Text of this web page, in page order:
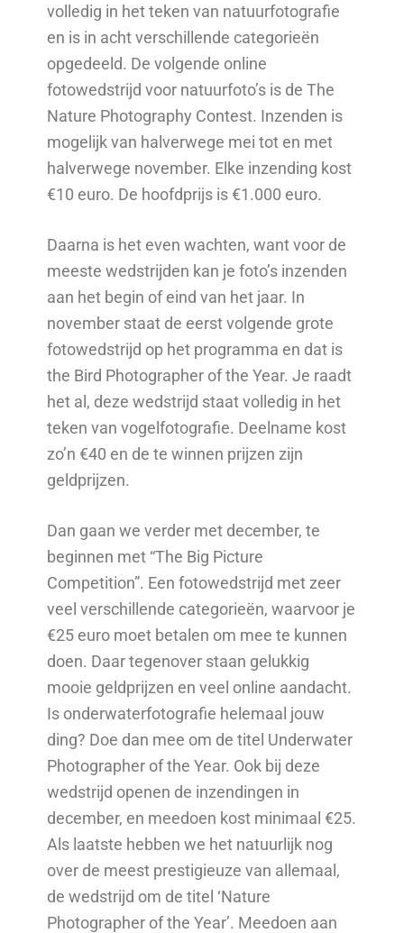
volledig in het teken van natuurfotografie
en is in acht verschillende categorieën
opgedeeld. De volgende online
fotowedstrijd voor natuurfoto’s is de The
Nature Photography Contest. Inzenden is
mogelijk van halverwege mei tot en met
halverwege november. Elke inzending kost
€10 euro. De hoofdprijs is €1.000 euro.
Daarna is het even wachten, want voor de
meeste wedstrijden kan je foto’s inzenden
aan het begin of eind van het jaar. In
november staat de eerst volgende grote
fotowedstrijd op het programma en dat is
the Bird Photographer of the Year. Je raadt
het al, deze wedstrijd staat volledig in het
teken van vogelfotografie. Deelname kost
zo’n €40 en de te winnen prijzen zijn
geldprijzen.
Dan gaan we verder met december, te
beginnen met “The Big Picture
Competition”. Een fotowedstrijd met zeer
veel verschillende categorieën, waarvoor je
€25 euro moet betalen om mee te kunnen
doen. Daar tegenover staan gelukkig
mooie geldprijzen en veel online aandacht.
Is onderwaterfotografie helemaal jouw
ding? Doe dan mee om de titel Underwater
Photographer of the Year. Ook bij deze
wedstrijd openen de inzendingen in
december, en meedoen kost minimaal €25.
Als laatste hebben we het natuurlijk nog
over de meest prestigieuze van allemaal,
de wedstrijd om de titel ‘Nature
Photographer of the Year’. Meedoen aan